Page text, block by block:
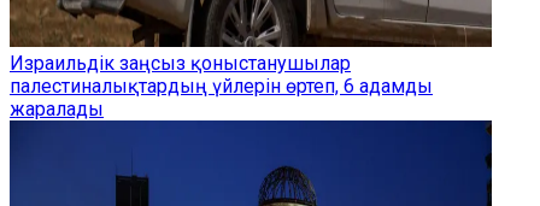
Израильдік заңсыз қоныстанушылар
палестиналықтардың үйлерін өртеп, 6 адамды
жаралады